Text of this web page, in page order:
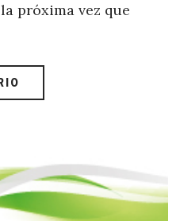
próxima vez que